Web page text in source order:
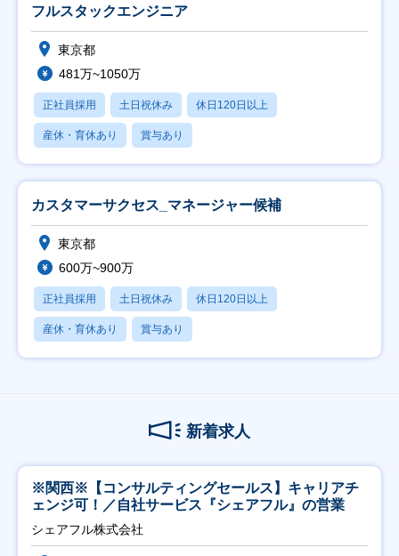
フルスタックエンジニア
東京都
481万~1050万
正社員採用 土日祝休み 休日120日以上
産休・育休あり 賞与あり
カスタマーサクセス_マネージャー候補
東京都
600万~900万
正社員採用 土日祝休み 休日120日以上
産休・育休あり 賞与あり
新着求人
※関西※【コンサルティングセールス】キャリアチ
ェンジ可！／自社サービス『シェアフル』の営業
シェアフル株式会社